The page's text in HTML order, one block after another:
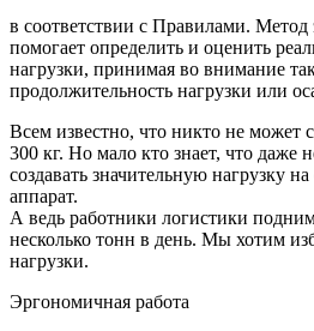
в соответствии с Правилами. Метод
помогает определить и оценить
нагрузки, принимая во внимание
продолжительность нагрузки или
Всем известно, что никто не может
300 кг. Но мало кто знает, что даже
создавать значительную нагрузку
аппарат.
А ведь работники логистики
несколько тонн в день. Мы хотим
нагрузки.
Эргономичная работа